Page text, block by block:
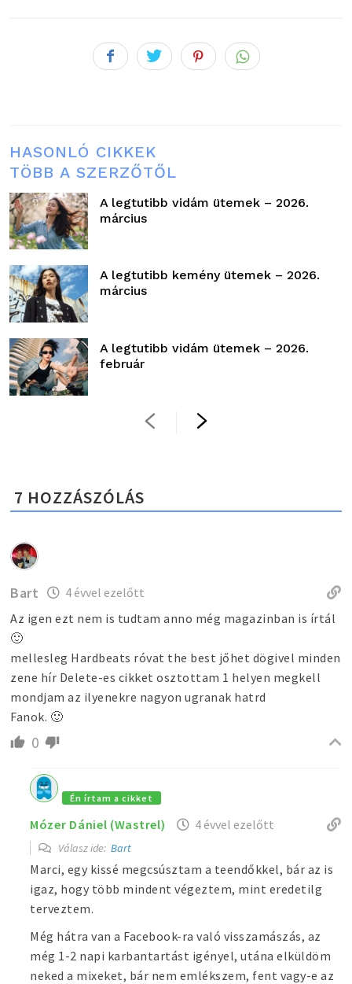
HASONLÓ CIKKEK
TÖBB A SZERZŐTŐL
A legtutibb vidám ütemek – 2026.
március
A legtutibb kemény ütemek – 2026.
március
A legtutibb vidám ütemek – 2026.
február
7 HOZZÁSZÓLÁS
Bart
4 évvel ezelőtt
Az igen ezt nem is tudtam anno még magazinban is írtál
🙂
mellesleg Hardbeats róvat the best jőhet dögivel minden
zene hír Delete-es cikket osztottam 1 helyen megkell
mondjam az ilyenekre nagyon ugranak hatrd
Fanok. 🙂
0
Én írtam a cikket
Mózer Dániel (Wastrel) 4 évvel ezelőtt
Válasz ide: Bart
Marci, egy kissé megcsúsztam a teendőkkel, bár az is
igaz, hogy több mindent végeztem, mint eredetilg
terveztem.
Még hátra van a Facebook-ra való visszamászás, az
még 1-2 napi karbantartást igényel, utána elküldöm
neked a mixeket, bár nem emlékszem, fent vagy-e az